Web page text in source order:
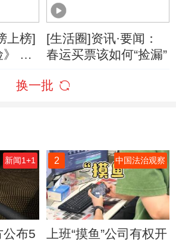
上榜]
演
[生活圈]资讯·要闻：
春运买票该如何“捡漏”
换一批
新闻1+1
公布5
2 中国法治观察
上班“摸鱼”公司有权开